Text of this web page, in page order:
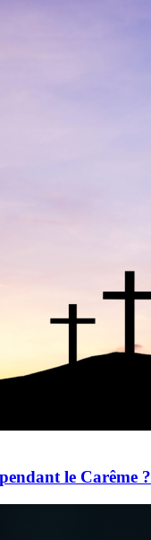
le Carême ?